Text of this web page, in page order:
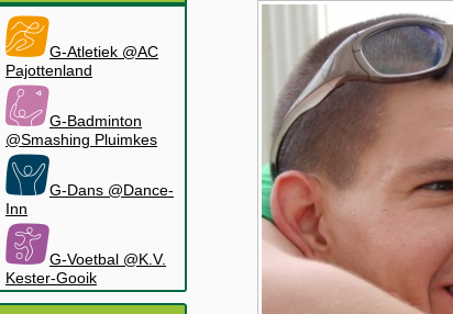
G-Atletiek @AC
Pajottenland
G-Badminton
@Smashing Pluimkes
G-Dans @Dance-
Inn
G-Voetbal @K.V.
Kester-Gooik